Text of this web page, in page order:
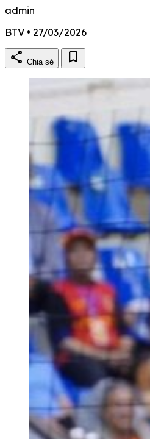
admin
BTV • 27/03/2026
share Chia sẻ bookmark